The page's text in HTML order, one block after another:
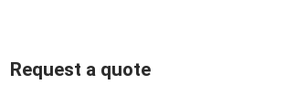
Request a quote